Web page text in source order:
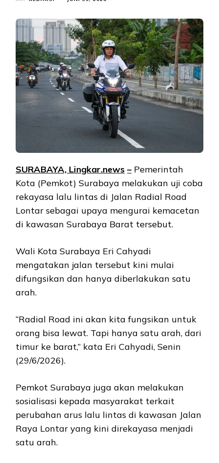
SURABAYA, Lingkar.news – Pemerintah
Kota (Pemkot) Surabaya melakukan uji coba
rekayasa lalu lintas di Jalan Radial Road
Lontar sebagai upaya mengurai kemacetan
di kawasan Surabaya Barat tersebut.
Wali Kota Surabaya Eri Cahyadi
mengatakan jalan tersebut kini mulai
difungsikan dan hanya diberlakukan satu
arah.
“Radial Road ini akan kita fungsikan untuk
orang bisa lewat. Tapi hanya satu arah, dari
timur ke barat,” kata Eri Cahyadi, Senin
(29/6/2026).
Pemkot Surabaya juga akan melakukan
sosialisasi kepada masyarakat terkait
perubahan arus lalu lintas di kawasan Jalan
Raya Lontar yang kini direkayasa menjadi
satu arah.